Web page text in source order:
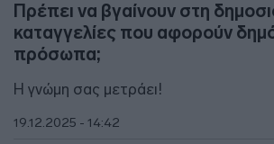
Πρέπει να βγαίνουν στη
καταγγελίες που αφορούν
πρόσωπα;
Η γνώμη σας μετράει!
19.12.2025 - 14:42